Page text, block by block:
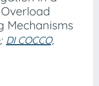
Mechanisms
; DI COCCO,